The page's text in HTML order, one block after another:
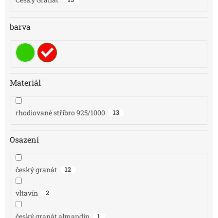
barva
Materiál
rhodiované stříbro 925/1000 13
Osazení
český granát 12
vltavín 2
1